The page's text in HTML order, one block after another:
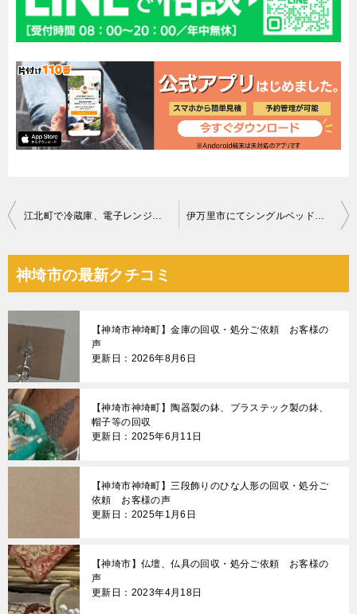
投
ナ
ビ
ゲ
シ
ョ
ン
江北町で冷蔵庫、電子レンジの回収処分 お客様の声 伊万里市にてシングルベッド等の回収処分 お客様の声
神埼市の最新クチコミ
【神埼市神埼町】金庫の回収・処分ご依頼 お客様の
声
更新日：2026年8月6日
【神埼市神埼町】陶器製の鉢、プラステック製の鉢、
帽子等の回収
更新日：2025年6月11日
【神埼市神埼町】三段飾りのひな人形の回収・処分ご
依頼 お客様の声
更新日：2025年1月6日
【神埼市】仏壇、仏具の回収・処分ご依頼 お客様の
声
更新日：2023年4月18日